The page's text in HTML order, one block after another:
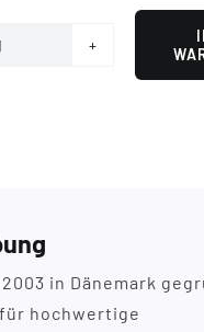
Project
in Dänemark
hochwertige